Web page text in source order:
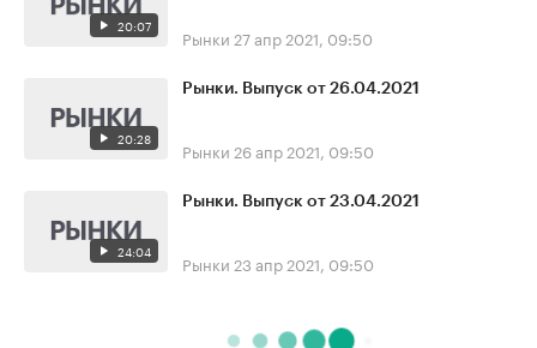
20:07 Рынки 27 апр 2021, 09:50
20:28
Рынки. Выпуск от 26.04.2021
Рынки 26 апр 2021, 09:50
24:04
Рынки. Выпуск от 23.04.2021
Рынки 23 апр 2021, 09:50